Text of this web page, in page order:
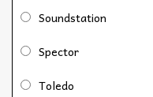
Soundstation
Spector
Toledo